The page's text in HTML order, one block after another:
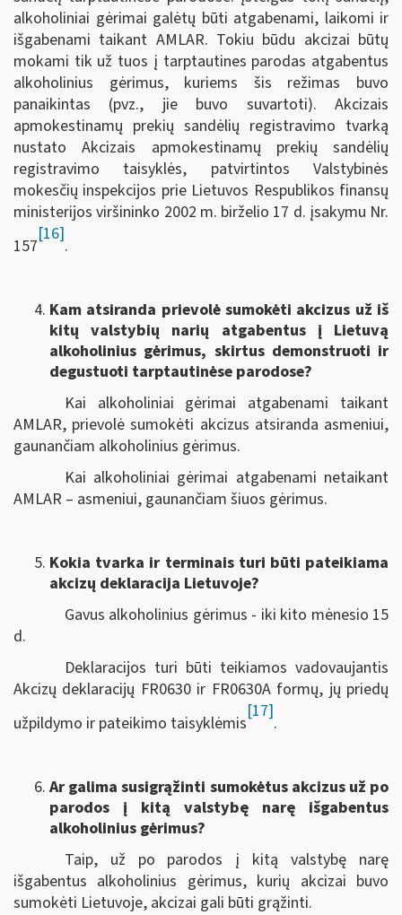
alkoholiniai gėrimai galėtų būti atgabenami, laikomi ir
išgabenami taikant AMLAR. Tokiu būdu akcizai būtų
mokami tik už tuos į tarptautines parodas atgabentus
alkoholinius gėrimus, kuriems šis režimas buvo
panaikintas (pvz., jie buvo suvartoti). Akcizais
apmokestinamų prekių sandėlių registravimo tvarką
nustato Akcizais apmokestinamų prekių sandėlių
registravimo taisyklės, patvirtintos Valstybinės
mokesčių inspekcijos prie Lietuvos Respublikos finansų
ministerijos viršininko 2002 m. birželio 17 d. įsakymu Nr.
157
[16]
.
Kam atsiranda prievolė sumokėti akcizus už iš
kitų valstybių narių atgabentus į Lietuvą
alkoholinius gėrimus, skirtus demonstruoti ir
degustuoti tarptautinėse parodose?
Kai alkoholiniai gėrimai atgabenami taikant
AMLAR, prievolė sumokėti akcizus atsiranda asmeniui,
gaunančiam alkoholinius gėrimus.
Kai alkoholiniai gėrimai atgabenami netaikant
AMLAR – asmeniui, gaunančiam šiuos gėrimus.
Kokia tvarka ir terminais turi būti pateikiama
akcizų deklaracija Lietuvoje?
Gavus alkoholinius gėrimus - iki kito mėnesio 15
d.
Deklaracijos turi būti teikiamos vadovaujantis
Akcizų deklaracijų FR0630 ir FR0630A formų, jų priedų
užpildymo ir pateikimo taisyklėmis
[17]
.
Ar galima susigrąžinti sumokėtus akcizus už po
parodos į kitą valstybę narę išgabentus
alkoholinius gėrimus?
Taip, už po parodos į kitą valstybę narę
išgabentus alkoholinius gėrimus, kurių akcizai buvo
sumokėti Lietuvoje, akcizai gali būti grąžinti.